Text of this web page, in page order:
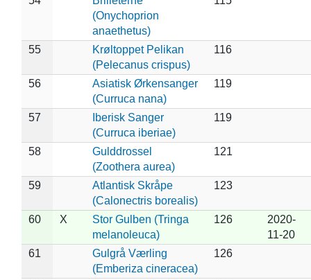
(Onychoprion
anaethetus)
55
Krøltoppet Pelikan
(Pelecanus crispus)
116
56
Asiatisk Ørkensanger
(Curruca nana)
119
57
Iberisk Sanger
(Curruca iberiae)
119
58
Gulddrossel
(Zoothera aurea)
121
59
Atlantisk Skråpe
(Calonectris borealis)
123
60 X
Stor Gulben (Tringa
melanoleuca)
126
2020-
11-20
61
Gulgrå Værling
(Emberiza cineracea)
126